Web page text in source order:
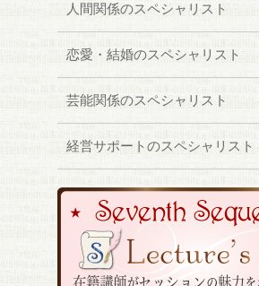
人間関係のスペシャリスト
恋愛・結婚のスペシャリスト
芸能関係のスペシャリスト
経営サポートのスペシャリスト